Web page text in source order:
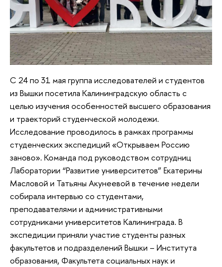
С 24 по 31 мая группа исследователей и студентов
из Вышки посетила Калининградскую область с
целью изучения особенностей высшего образования
и траекторий студенческой молодежи.
Исследование проводилось в рамках программы
студенческих экспедиций «Открываем Россию
заново». Команда под руководством сотрудниц
Лаборатории “Развитие университетов” Екатерины
Масловой и Татьяны Акунеевой в течение недели
собирала интервью со студентами,
преподавателями и административными
сотрудниками университетов Калининграда. В
экспедиции приняли участие студенты разных
факультетов и подразделений Вышки – Института
образования, Факультета социальных наук и